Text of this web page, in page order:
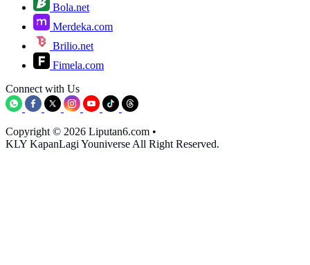
Bola.net
Merdeka.com
Brilio.net
Fimela.com
Connect with Us
Copyright © 2026 Liputan6.com •
KLY KapanLagi Youniverse All Right Reserved.